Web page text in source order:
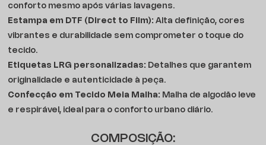
conforto mesmo após várias lavagens.
Estampa em DTF (Direct to Film):Alta definição, cores
vibrantes e durabilidade sem comprometer o toque do
tecido.
Etiquetas LRG personalizadas: Detalhes que garantem
originalidade e autenticidade à peça.
Confecção em Tecido Meia Malha: Malha de algodão leve
e respirável, ideal para o conforto urbano diário.
COMPOSIÇÃO: